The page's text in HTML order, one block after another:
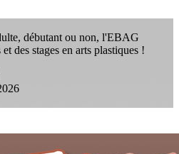
débutant ou non, l'EBAG
des stages en arts plastiques !